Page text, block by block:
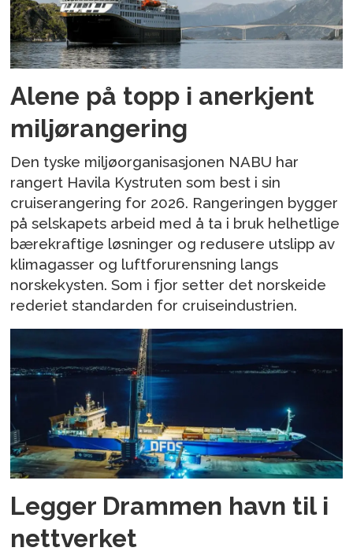
Alene på topp i anerkjent
miljørangering
Den tyske miljøorganisasjonen NABU har
rangert Havila Kystruten som best i sin
cruiserangering for 2026. Rangeringen bygger
på selskapets arbeid med å ta i bruk helhetlige
bærekraftige løsninger og redusere utslipp av
klimagasser og luftforurensning langs
norskekysten. Som i fjor setter det norskeide
rederiet standarden for cruiseindustrien.
Legger Drammen havn til i
nettverket